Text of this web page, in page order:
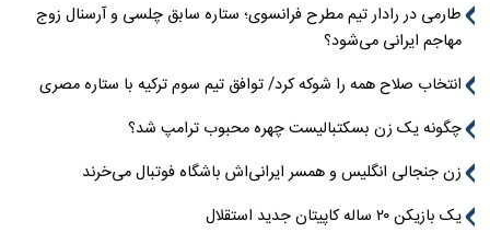
طارمی در رادار تیم مطرح فرانسوی؛ ستاره سابق چلسی و آرسنال زوج
مهاجم ایرانی می‌شود؟
انتخاب صلاح همه را شوکه کرد/ توافق تیم سوم ترکیه با ستاره مصری
چگونه یک زن بسکتبالیست چهره محبوب ترامپ شد؟
زن جنجالی انگلیس و همسر ایرانی‌اش باشگاه فوتبال می‌خرند
یک بازیکن ۲۰ ساله کاپیتان جدید استقلال